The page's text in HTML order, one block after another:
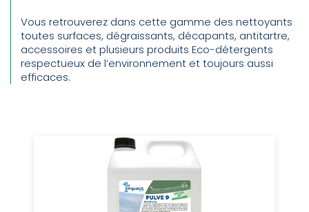
Vous retrouverez dans cette gamme des nettoyants
toutes surfaces, dégraissants, décapants, antitartre,
accessoires et plusieurs produits Eco-détergents
respectueux de l’environnement et toujours aussi
efficaces.